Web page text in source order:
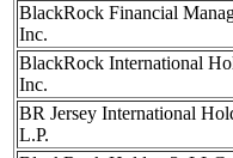
BlackRock Financial
Inc.
BlackRock International
Inc.
BR Jersey International
L.P.